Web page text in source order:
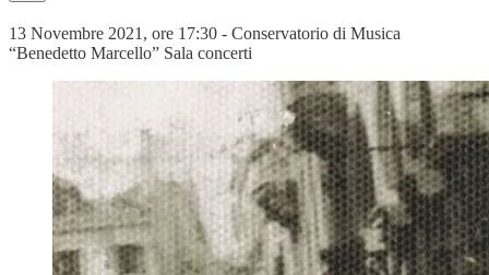
13 Novembre 2021, ore 17:30 - Conservatorio di Musica
“Benedetto Marcello” Sala concerti